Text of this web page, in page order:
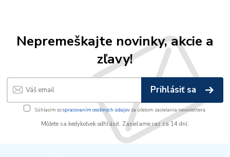
Nepremeškajte novinky, akcie a
zľavy!
Prihlásiť sa
Súhlasím sospracovaním osobných údajov za účelom zasielania newslettera.
Môžete sa kedykoľvek odhlásiť. Zasielame raz za 14 dní.